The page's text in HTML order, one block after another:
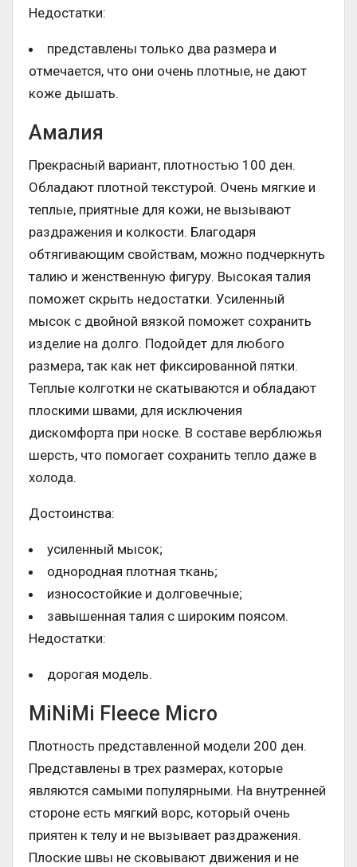
Недостатки:
представлены только два размера и
отмечается, что они очень плотные, не дают
коже дышать.
Амалия
Прекрасный вариант, плотностью 100 ден.
Обладают плотной текстурой. Очень мягкие и
теплые, приятные для кожи, не вызывают
раздражения и колкости. Благодаря
обтягивающим свойствам, можно подчеркнуть
талию и женственную фигуру. Высокая талия
поможет скрыть недостатки. Усиленный
мысок с двойной вязкой поможет сохранить
изделие на долго. Подойдет для любого
размера, так как нет фиксированной пятки.
Теплые колготки не скатываются и обладают
плоскими швами, для исключения
дискомфорта при носке. В составе верблюжья
шерсть, что помогает сохранить тепло даже в
холода.
Достоинства:
усиленный мысок;
однородная плотная ткань;
износостойкие и долговечные;
завышенная талия с широким поясом.
Недостатки:
дорогая модель.
MiNiMi Fleece Micro
Плотность представленной модели 200 ден.
Представлены в трех размерах, которые
являются самыми популярными. На внутренней
стороне есть мягкий ворс, который очень
приятен к телу и не вызывает раздражения.
Плоские швы не сковывают движения и не